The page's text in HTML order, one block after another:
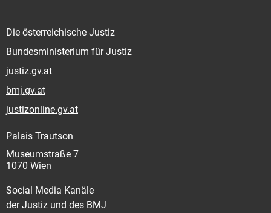
Die österreichische Justiz
Bundesministerium für Justiz
justiz.gv.at
bmj.gv.at
justizonline.gv.at
Palais Trautson
Museumstraße 7
1070 Wien
Social Media Kanäle
der Justiz und des BMJ